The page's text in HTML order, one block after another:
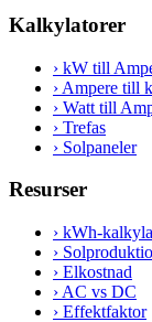
Kalkylatorer
› kW till
› Ampere till
› Watt till
› Trefas
› Solpaneler
Resurser
› kWh-
›
› Elkostnad
› AC vs DC
› Effektfaktor